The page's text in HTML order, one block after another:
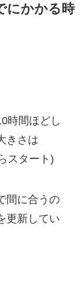
にかかる時
時間ほどし
きさは
スタート)
間に合うの
更新してい